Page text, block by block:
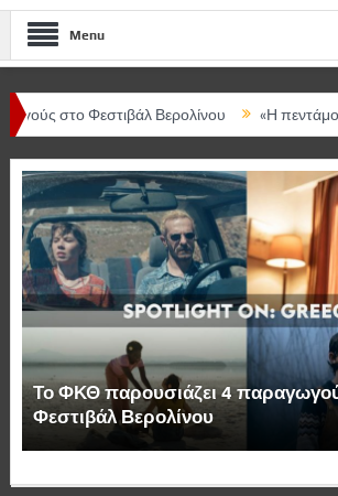
Menu
Φεστιβάλ Βερολίνου «Η πεντάμορφη και
Το ΦΚΘ παρουσιάζει 4
Φεστιβάλ Βερολίνου